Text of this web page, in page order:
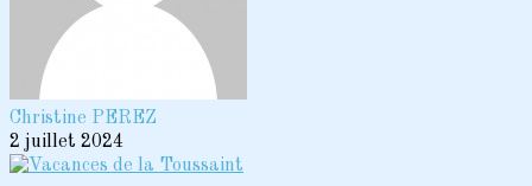
Christine PEREZ
2 juillet 2024